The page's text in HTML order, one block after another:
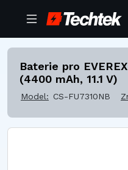
Baterie pro
(4400 mAh, 11.1 V)
Model: CS-FU7310NB